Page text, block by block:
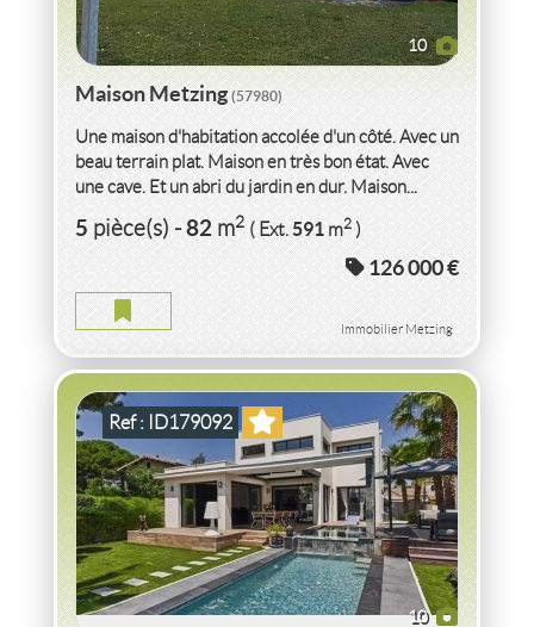
10
Maison Metzing(57980)
Une maison d'habitation accolée d'un côté. Avec un
beau terrain plat. Maison en très bon état. Avec
une cave. Et un abri du jardin en dur. Maison...
5pièce(s)-82m2 ( Ext.591m2)
126 000 €
Immobilier Metzing
10
Ref : ID179092
VENTE VILLA PROCHE PLAGEHERAULT
VILLA PROCHE PLAGE DE PRESTIGE HERAULT
4pièce(s)-125m2 ( Jardin498m2)